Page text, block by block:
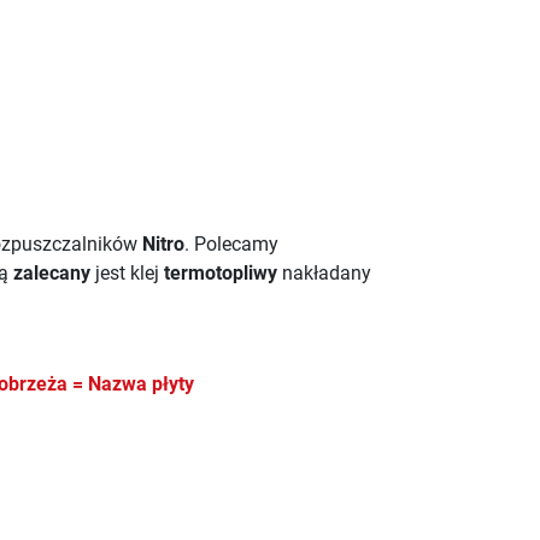
Nitro. Polecamy
zalecany jest klej termotopliwy nakładany
= Nazwa płyty